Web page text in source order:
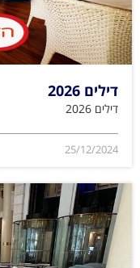
דילים 2026
דילים 2026
25/12/2024